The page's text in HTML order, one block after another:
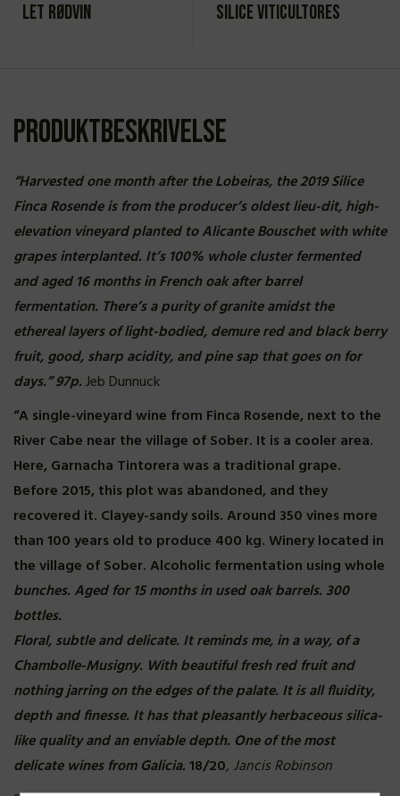
Let rødvin Silice Viticultores
Produktbeskrivelse
“Harvested one month after the Lobeiras, the 2019 Silice
Finca Rosende is from the producer’s oldest lieu-dit, high-
elevation vineyard planted to Alicante Bouschet with white
grapes interplanted. It’s 100% whole cluster fermented
and aged 16 months in French oak after barrel
fermentation. There’s a purity of granite amidst the
ethereal layers of light-bodied, demure red and black berry
fruit, good, sharp acidity, and pine sap that goes on for
days.” 97p.Jeb Dunnuck
“A single-vineyard wine from Finca Rosende, next to the
River Cabe near the village of Sober. It is a cooler area.
Here, Garnacha Tintorera was a traditional grape.
Before 2015, this plot was abandoned, and they
recovered it. Clayey-sandy soils. Around 350 vines more
than 100 years old to produce 400 kg. Winery located in
the village of Sober. Alcoholic fermentation using whole
bunches. Aged for 15 months in used oak barrels. 300
bottles.
Floral, subtle and delicate. It reminds me, in a way, of a
Chambolle-Musigny. With beautiful fresh red fruit and
nothing jarring on the edges of the palate. It is all fluidity,
depth and finesse. It has that pleasantly herbaceous silica-
like quality and an enviable depth. One of the most
delicate wines from Galicia.18/20, Jancis Robinson